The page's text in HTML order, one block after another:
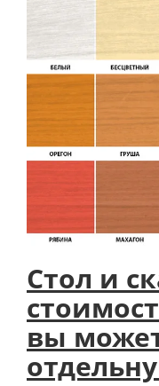
Стол и
вы